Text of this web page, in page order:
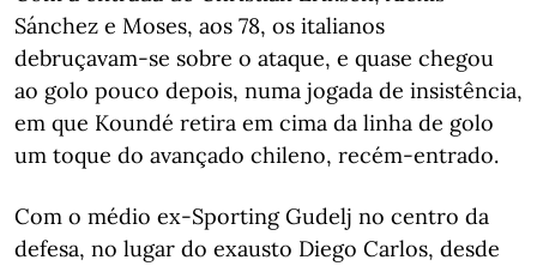
Sánchez e Moses, aos 78, os italianos
debruçavam-se sobre o ataque, e quase chegou
ao golo pouco depois, numa jogada de insistência,
em que Koundé retira em cima da linha de golo
um toque do avançado chileno, recém-entrado.
Com o médio ex-Sporting Gudelj no centro da
defesa, no lugar do exausto Diego Carlos, desde